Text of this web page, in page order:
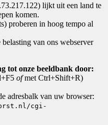
lijkt uit een land te
komen.
proberen in hoog tempo al
van ons webserver
tot onze beeldbank door:
ofmet Ctrl+Shift+R)
adresbalk van uw browser:
cgi-